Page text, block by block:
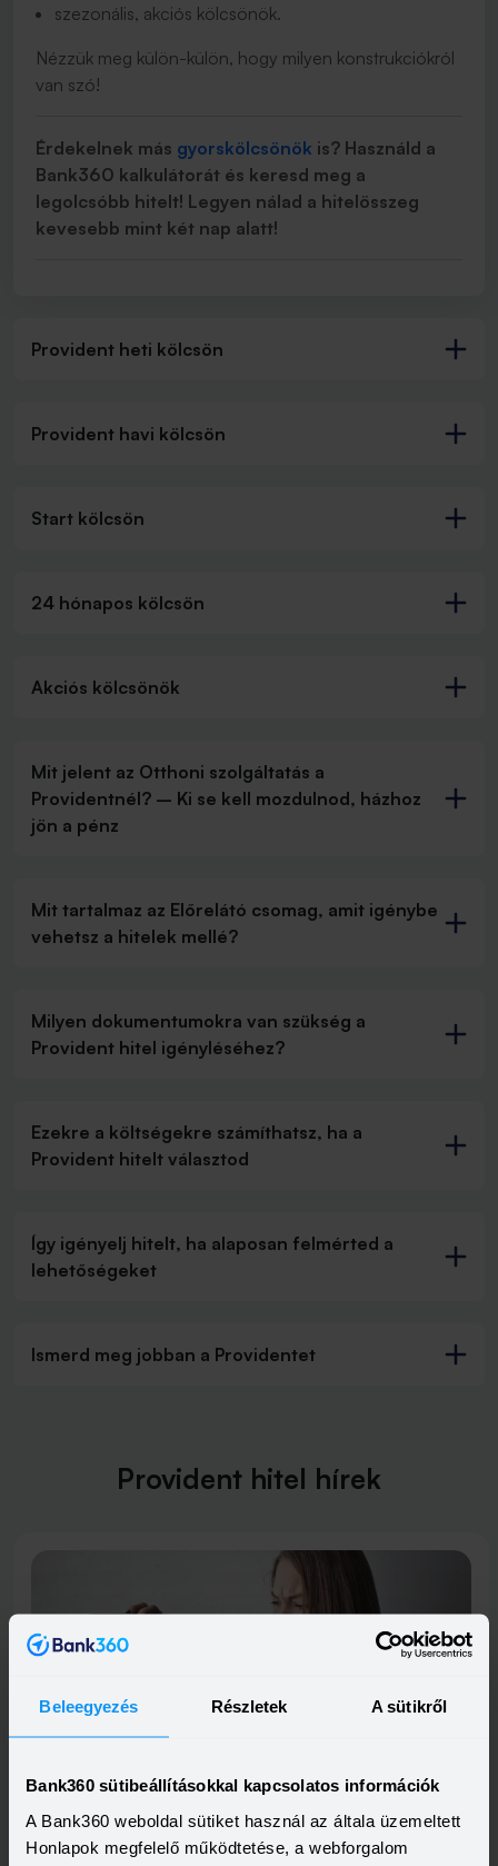
Beleegyezés Részletek A sütikről
Bank360 sütibeállításokkal kapcsolatos információk
A Bank360 weboldal sütiket használ az általa üzemeltett
Honlapok megfelelő működtetése, a webforgalom
szezonális, akciós kölcsönök.
Nézzük meg külön-külön, hogy milyen konstrukciókról
van szó!
Érdekelnek más gyorskölcsönök is? Használd a
Bank360 kalkulátorát és keresd meg a
legolcsóbb hitelt! Legyen nálad a hitelösszeg
kevesebb mint két nap alatt!
Provident heti kölcsön
Provident havi kölcsön
Start kölcsön
24 hónapos kölcsön
Akciós kölcsönök
Mit jelent az Otthoni szolgáltatás a
Providentnél? – Ki se kell mozdulnod, házhoz
jön a pénz
Mit tartalmaz az Előrelátó csomag, amit igénybe
vehetsz a hitelek mellé?
Milyen dokumentumokra van szükség a
Provident hitel igényléséhez?
Ezekre a költségekre számíthatsz, ha a
Provident hitelt választod
Így igényelj hitelt, ha alaposan felmérted a
lehetőségeket
Ismerd meg jobban a Providentet
Provident hitel hírek
Ha pénzzavarba kerülünk, biztonságos segítséget nyújthat
egy fix kamatozású személyi kölcsön. Megnéztük, mekkora
három éves futamidővel, ha a jövedelmünk nem éri el a 353
Elolvasom